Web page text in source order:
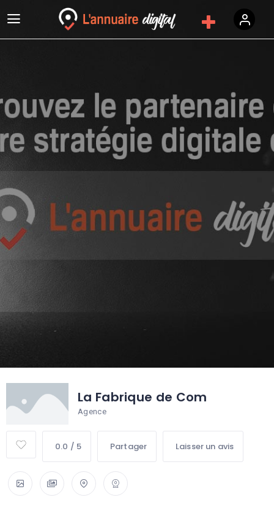
La Fabrique de Com
Agence
0.0 / 5 Partager Laisser un avis